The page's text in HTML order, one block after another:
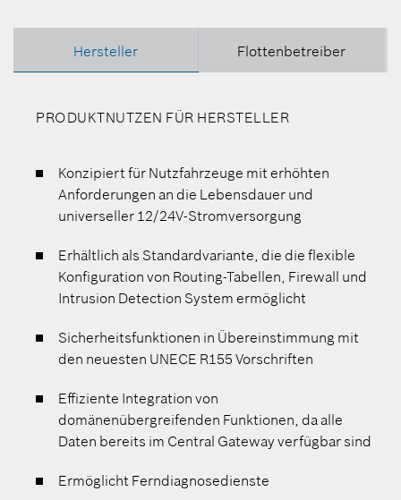
Hersteller Flottenbetreiber
PRODUKTNUTZEN FÜR HERSTELLER
Konzipiert für Nutzfahrzeuge mit erhöhten
Anforderungen an die Lebensdauer und
universeller 12/24V-Stromversorgung
Erhältlich als Standardvariante, die die flexible
Konfiguration von Routing-Tabellen, Firewall und
Intrusion Detection System ermöglicht
Sicherheitsfunktionen in Übereinstimmung mit
den neuesten UNECE R155 Vorschriften
Effiziente Integration von
domänenübergreifenden Funktionen, da alle
Daten bereits im Central Gateway verfügbar sind
Ermöglicht Ferndiagnosedienste